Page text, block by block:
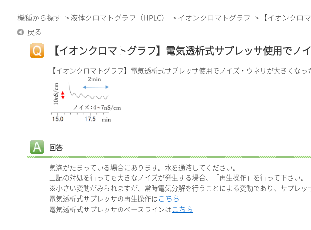
機種から探す > 液体クロマトグラフ（HPLC） > イオンクロマトグラフ >
【イオンクロ
戻る
【イオンクロマトグラフ】電気透析式サプレッサ使用でノ
【イオンクロマトグラフ】電気透析式サプレッサ使用でノイズ・ウネリが大きくなっ
回答
気泡がたまっている場合にあります。水を通液してください。
上記の対処を行っても大きなノイズが発生する場合、「再生操作」を行って下さい。
※小さい変動がみられますが、常時電気分解を行うことによる変動であり、サプレッ
電気透析式サプレッサの再生操作は こちら
電気透析式サプレッサのベースラインは こちら